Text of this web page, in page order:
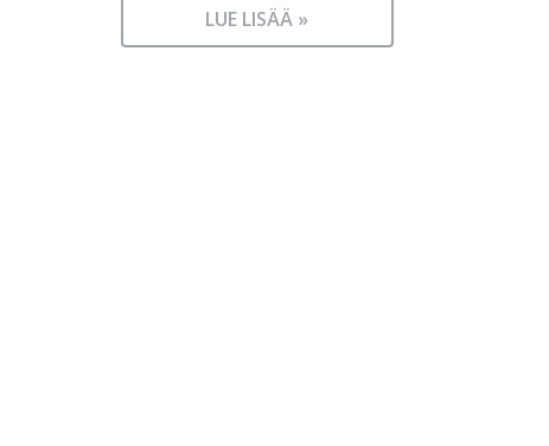
LUE LISÄÄ »